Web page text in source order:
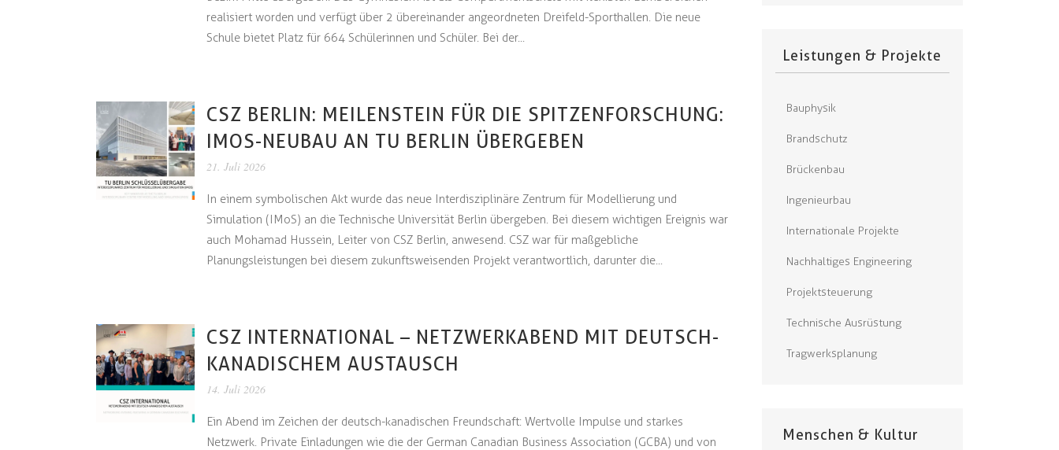
realisiert worden und verfügt über 2 übereinander angeordneten Dreifeld-Sporthallen. Die neue
Schule bietet Platz für 664 Schülerinnen und Schüler. Bei der...
CSZ BERLIN: MEILENSTEIN FÜR DIE SPITZENFORSCHUNG:
IMOS-NEUBAU AN TU BERLIN ÜBERGEBEN
21. Juli 2026
In einem symbolischen Akt wurde das neue Interdisziplinäre Zentrum für Modellierung und
Simulation (IMoS) an die Technische Universität Berlin übergeben. Bei diesem wichtigen Ereignis war
auch Mohamad Hussein, Leiter von CSZ Berlin, anwesend. CSZ war für maßgebliche
Planungsleistungen bei diesem zukunftsweisenden Projekt verantwortlich, darunter die...
CSZ INTERNATIONAL – NETZWERKABEND MIT DEUTSCH-
KANADISCHEM AUSTAUSCH
14. Juli 2026
Ein Abend im Zeichen der deutsch-kanadischen Freundschaft: Wertvolle Impulse und starkes
Netzwerk. Private Einladungen wie die der German Canadian Business Association (GCBA) und von
Leistungen & Projekte
Bauphysik
Brandschutz
Brückenbau
Ingenieurbau
Internationale Projekte
Nachhaltiges Engineering
Projektsteuerung
Technische Ausrüstung
Tragwerksplanung
Menschen & Kultur